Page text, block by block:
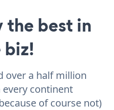
the best in
over a half million
every continent
of course not)